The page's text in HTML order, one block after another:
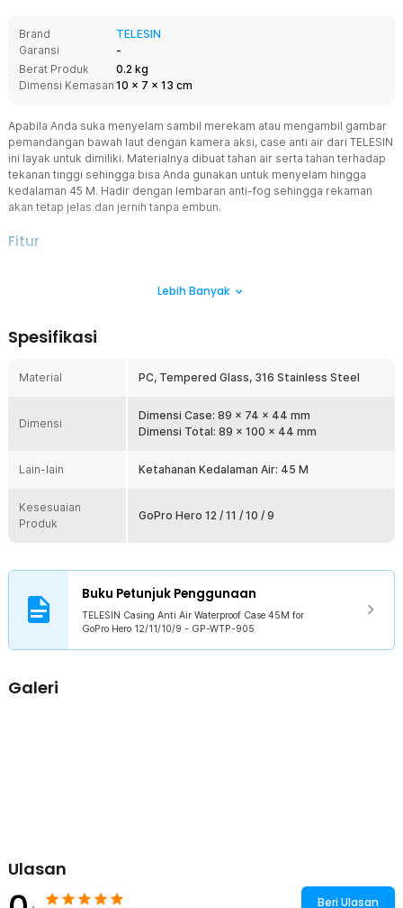
Brand
TELESIN
Garansi
-
Berat Produk
0.2 kg
Dimensi Kemasan 10 x 7 x 13 cm
Apabila Anda suka menyelam sambil merekam atau mengambil gambar
pemandangan bawah laut dengan kamera aksi, case anti air dari TELESIN
ini layak untuk dimiliki. Materialnya dibuat tahan air serta tahan terhadap
tekanan tinggi sehingga bisa Anda gunakan untuk menyelam hingga
kedalaman 45 M. Hadir dengan lembaran anti-fog sehingga rekaman
akan tetap jelas dan jernih tanpa embun.
Fitur
Jika Anda senang bermain dengan air dan ingin mengabadikannya
perlindungan yang maksimal terhadap air. Membuat Anda bisa
rusak.
Anda mungkin sering mendapatkan hasil yang tak maksimal ketika
merekam di dalam air. Hadir dengan tempered glass yang
berbagai warna dengan jernih. Casing anti air sudah dilengkapi
gambar pun akan terlihat jernih dan indah.
Casing anti air ini memberikan perlindungan maksimal terhadap air
dan tekanan di bawah laut, memastikan perangkat GoPro Anda
tetap aman selama petualangan di segala kondisi. Sangat ideal
untuk diving dan snorkeling.
melindungi kamera GoPro Anda dari debu hingga kotoran.
Materialnya yang tahan banting mampu mencegah kamera dari
Rincian yang Anda dapatkan untuk pembelian produk ini:
1 x TELESIN Casing Anti Air Waterproof Case 45M for GoPro Hero
12/11/10/9 - GP-WTP-905
Lebih Banyak
Spesifikasi
Material PC, Tempered Glass, 316 Stainless Steel
Dimensi
Dimensi Case: 89 x 74 x 44 mm
Dimensi Total: 89 x 100 x 44 mm
Lain-lain Ketahanan Kedalaman Air: 45 M
Kesesuaian
Produk
GoPro Hero 12 / 11 / 10 / 9
Buku Petunjuk Penggunaan
TELESIN Casing Anti Air Waterproof Case 45M for
GoPro Hero 12/11/10/9 - GP-WTP-905
Galeri
Ulasan
Beri Ulasan